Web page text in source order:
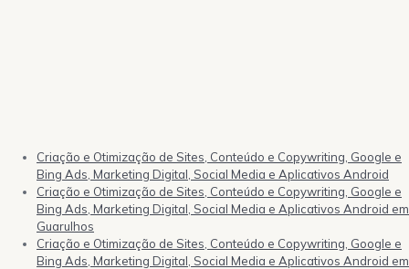
Criação e Otimização de Sites, Conteúdo e Copywriting, Google e
Bing Ads, Marketing Digital, Social Media e Aplicativos Android
Criação e Otimização de Sites, Conteúdo e Copywriting, Google e
Bing Ads, Marketing Digital, Social Media e Aplicativos Android em
Guarulhos
Criação e Otimização de Sites, Conteúdo e Copywriting, Google e
Bing Ads, Marketing Digital, Social Media e Aplicativos Android em